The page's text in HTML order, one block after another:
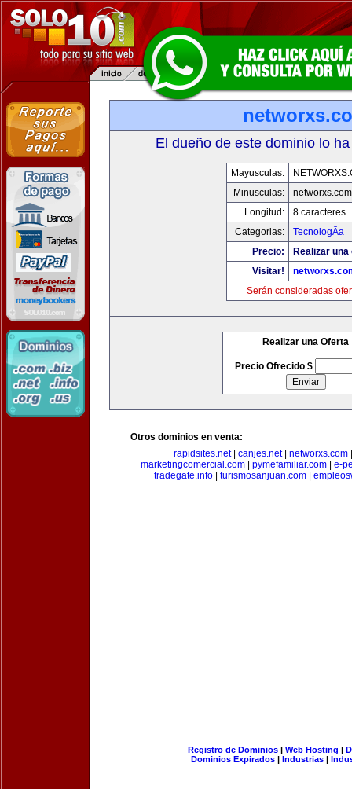
El dueño de este dominio lo
Mayusculas:
Minusculas:
networxs.com
Longitud:
8 caracteres
Categorias:
TecnologÃ­a
Precio:
Realizar
Visitar!
Serán consideradas
Realizar una Oferta
Precio Ofrecido $
Otros dominios en venta:
rapidsites.net| canjes.net| networxs.com
marketingcomercial.com| pymefamiliar.com| e-
tradegate.info| turismosanjuan.com|
Registro de Dominios| Web Hosting |
Dominios Expirados | Industrias |